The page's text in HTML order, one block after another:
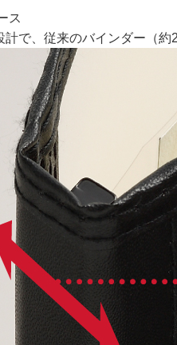
ス
計で、従来のバインダー（